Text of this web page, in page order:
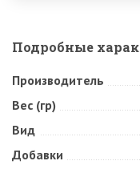
Подробные
Производитель
Вес (гр)
Вид
Добавки